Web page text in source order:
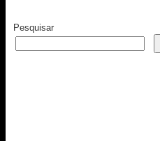
Pesquisar